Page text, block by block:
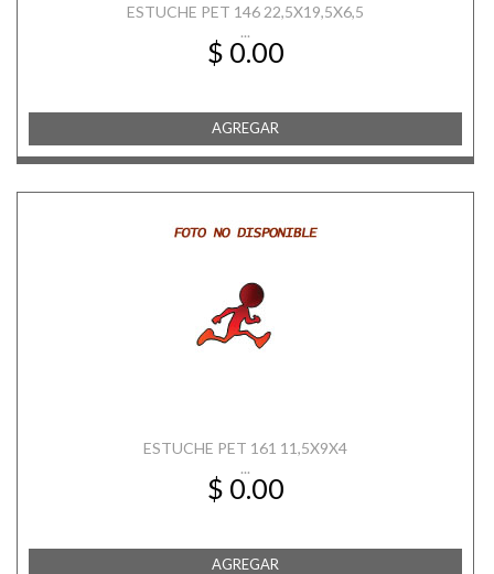
ESTUCHE PET 146 22,5X19,5X6,5
...
$ 0.00
AGREGAR
ESTUCHE PET 161 11,5X9X4
...
$ 0.00
AGREGAR